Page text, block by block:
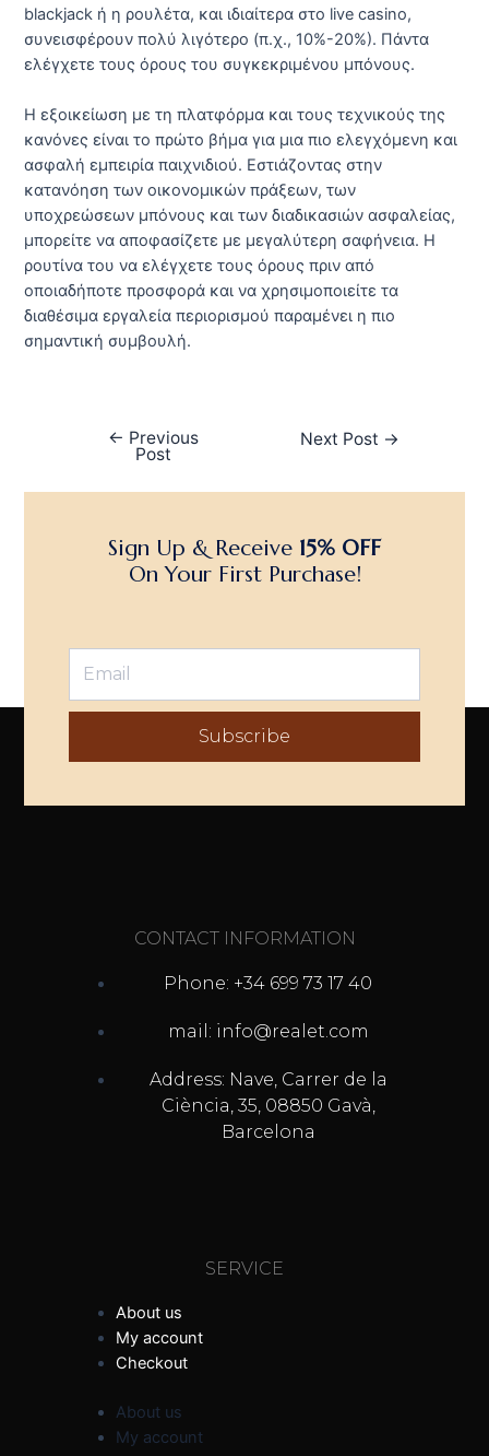
blackjack ή η ρουλέτα, και ιδιαίτερα στο live casino,
συνεισφέρουν πολύ λιγότερο (π.χ., 10%-20%). Πάντα
ελέγχετε τους όρους του συγκεκριμένου μπόνους.
Η εξοικείωση με τη πλατφόρμα και τους τεχνικούς της
κανόνες είναι το πρώτο βήμα για μια πιο ελεγχόμενη και
ασφαλή εμπειρία παιχνιδιού. Εστιάζοντας στην
κατανόηση των οικονομικών πράξεων, των
υποχρεώσεων μπόνους και των διαδικασιών ασφαλείας,
μπορείτε να αποφασίζετε με μεγαλύτερη σαφήνεια. Η
ρουτίνα του να ελέγχετε τους όρους πριν από
οποιαδήποτε προσφορά και να χρησιμοποιείτε τα
διαθέσιμα εργαλεία περιορισμού παραμένει η πιο
σημαντική συμβουλή.
← Previous
Post
Next Post →
Sign Up & Receive 15% OFF
On Your First Purchase!
Subscribe
CONTACT INFORMATION
Phone: +34 699 73 17 40
mail: info@realet.com
Address: Nave, Carrer de la
Ciència, 35, 08850 Gavà,
Barcelona
SERVICE
About us
My account
Checkout
About us
My account